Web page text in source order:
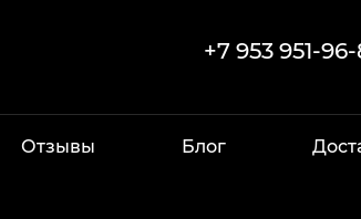
+7 953 951-96-
Отзывы Блог